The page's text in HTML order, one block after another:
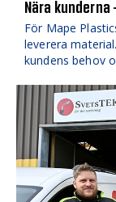
Nära
För Mape
leverera
kundens behov